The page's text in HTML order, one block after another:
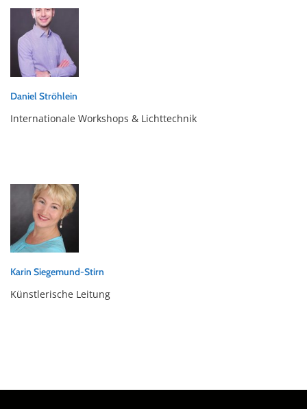
Daniel Ströhlein
Internationale Workshops & Lichttechnik
Karin Siegemund-Stirn
Künstlerische Leitung